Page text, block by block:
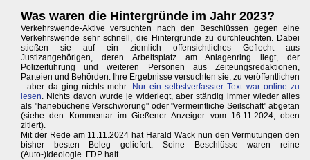
Was waren die Hintergründe im Jahr 2023?
Verkehrswende-Aktive versuchten nach den Beschlüssen gegen eine
Verkehrswende sehr schnell, die Hintergründe zu durchleuchten. Dabei
stießen sie auf ein ziemlich offensichtliches Geflecht aus
Justizangehörigen, deren Arbeitsplatz am Anlagenring liegt, der
Polizeiführung und weiteren Personen aus Zeiteungsredaktionen,
Parteien und Behörden. Ihre Ergebnisse versuchten sie, zu veröffentlichen
- aber da ging nichts mehr.
Nur ein selbstverfasster Text war online zu
lesen . Nichts davon wurde je widerlegt, aber ständig immer wieder alles
als "hanebüchene Verschwörung" oder "vermeintliche Seilschaft" abgetan
(siehe den Kommentar im Gießener Anzeiger vom 16.11.2024, oben
zitiert).
Mit der Rede am 11.11.2024 hat Harald Wack nun den Vermutungen den
bisher besten Beleg geliefert. Seine Beschlüsse waren reine
(Auto-)Ideologie. FDP halt.